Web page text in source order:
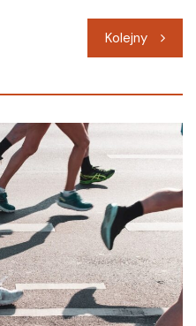
Kolejny